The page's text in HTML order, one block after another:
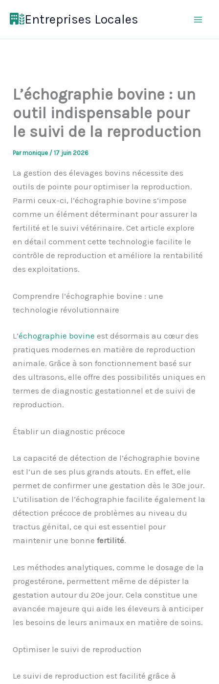
Entreprises Locales
L’échographie bovine : un
outil indispensable pour
le suivi de la reproduction
Parmonique /17 juin 2026
La gestion des élevages bovins nécessite des
outils de pointe pour optimiser la reproduction.
Parmi ceux-ci, l’échographie bovine s’impose
comme un élément déterminant pour assurer la
fertilité et le suivi vétérinaire. Cet article explore
en détail comment cette technologie facilite le
contrôle de reproduction et améliore la rentabilité
des exploitations.
Comprendre l’échographie bovine : une
technologie révolutionnaire
L’échographie bovine est désormais au cœur des
pratiques modernes en matière de reproduction
animale. Grâce à son fonctionnement basé sur
des ultrasons, elle offre des possibilités uniques en
termes de diagnostic gestationnel et de suivi de
reproduction.
Établir un diagnostic précoce
La capacité de détection de l’échographie bovine
est l’un de ses plus grands atouts. En effet, elle
permet de confirmer une gestation dès le 30e jour.
L’utilisation de l’échographie facilite également la
détection précoce de problèmes au niveau du
tractus génital, ce qui est essentiel pour
maintenir une bonnefertilité.
Les méthodes analytiques, comme le dosage de la
progestérone, permettent même de dépister la
gestation autour du 20e jour. Cela constitue une
avancée majeure qui aide les éleveurs à anticiper
les besoins de leurs animaux en matière de soins.
Optimiser le suivi de reproduction
Le suivi de reproduction est facilité grâce à